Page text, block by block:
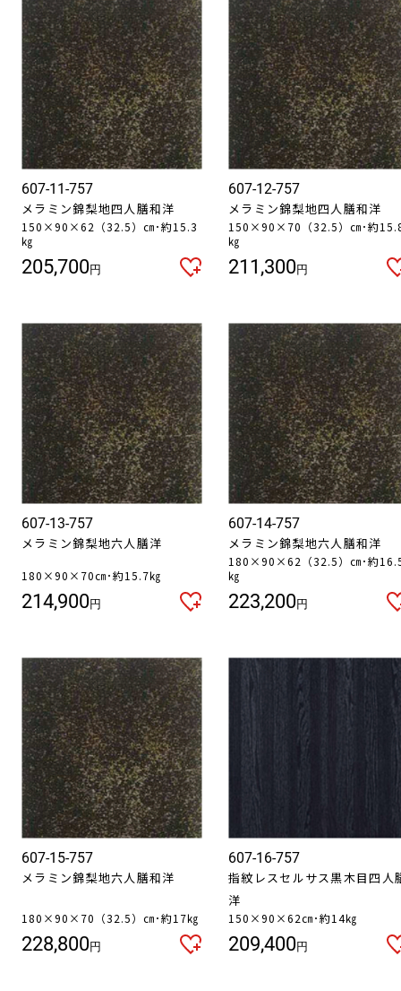
607-11-757
メラミン錦梨地四人膳和洋
150×90×62（32.5）㎝･約15.3
㎏
205,700円
607-12-757
メラミン錦梨地四人膳和洋
150×90×70（32.5）㎝･約
㎏
211,300円
607-13-757
メラミン錦梨地六人膳洋
180×90×70㎝･約15.7㎏
214,900円
607-14-757
メラミン錦梨地六人膳和洋
180×90×62（32.5）㎝･約
㎏
223,200円
607-15-757
メラミン錦梨地六人膳和洋
180×90×70（32.5）㎝･約17㎏
228,800円
607-16-757
指紋レスセルサス黒木目四人
洋
150×90×62㎝･約14㎏
209,400円